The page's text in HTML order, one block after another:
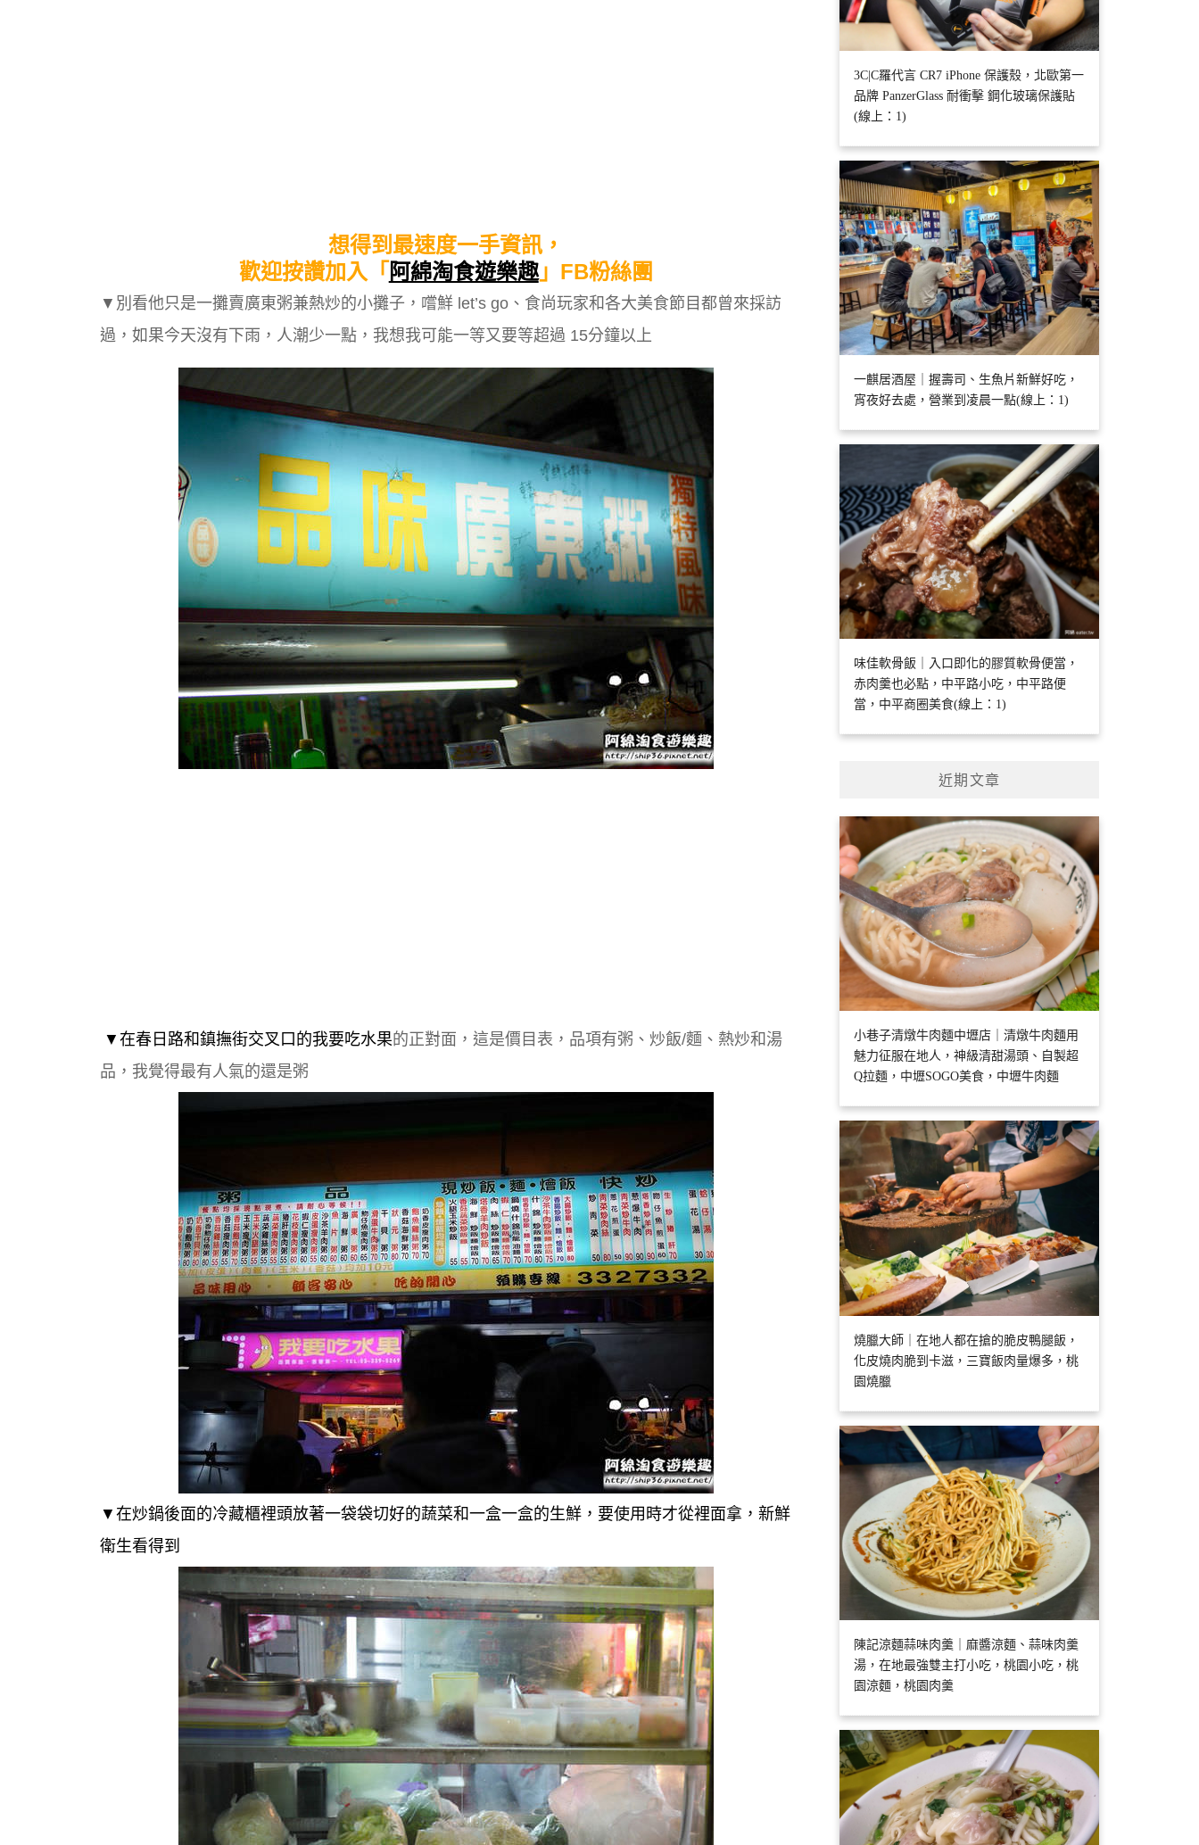
想得到最速度一手資訊，
歡迎按讚加入「 阿綿淘食遊樂趣」FB粉絲團
▼別看他只是一攤賣廣東粥兼熱炒的小攤子，嚐鮮 let’s go、食尚玩家和各大美食節目都曾來採訪
過，如果今天沒有下雨，人潮少一點，我想我可能一等又要等超過 15分鐘以上
▼在春日路和鎮撫街交叉口的我要吃水果的正對面，這是價目表，品項有粥、炒飯/麵、熱炒和湯
品，我覺得最有人氣的還是粥
▼ 在炒鍋後面的冷藏櫃裡頭放著一袋袋切好的蔬菜和一盒一盒的生鮮，要使用時才從裡面拿，新鮮
衛生看得到
3C|C羅代言 CR7 iPhone 保護殼，北歐第一
品牌 PanzerGlass 耐衝擊 鋼化玻璃保護貼
(線上：1)
一麒居酒屋｜握壽司、生魚片新鮮好吃，
宵夜好去處，營業到凌晨一點(線上：1)
味佳軟骨飯｜入口即化的膠質軟骨便當，
赤肉羹也必點，中平路小吃，中平路便
當，中平商圈美食(線上：1)
近期文章
小巷子清燉牛肉麵中壢店｜清燉牛肉麵用
魅力征服在地人，神級清甜湯頭、自製超
Q拉麵，中壢SOGO美食，中壢牛肉麵
燒臘大師｜在地人都在搶的脆皮鴨腿飯，
化皮燒肉脆到卡滋，三寶飯肉量爆多，桃
園燒臘
陳記涼麵蒜味肉羹｜麻醬涼麵、蒜味肉羹
湯，在地最強雙主打小吃，桃園小吃，桃
園涼麵，桃園肉羹